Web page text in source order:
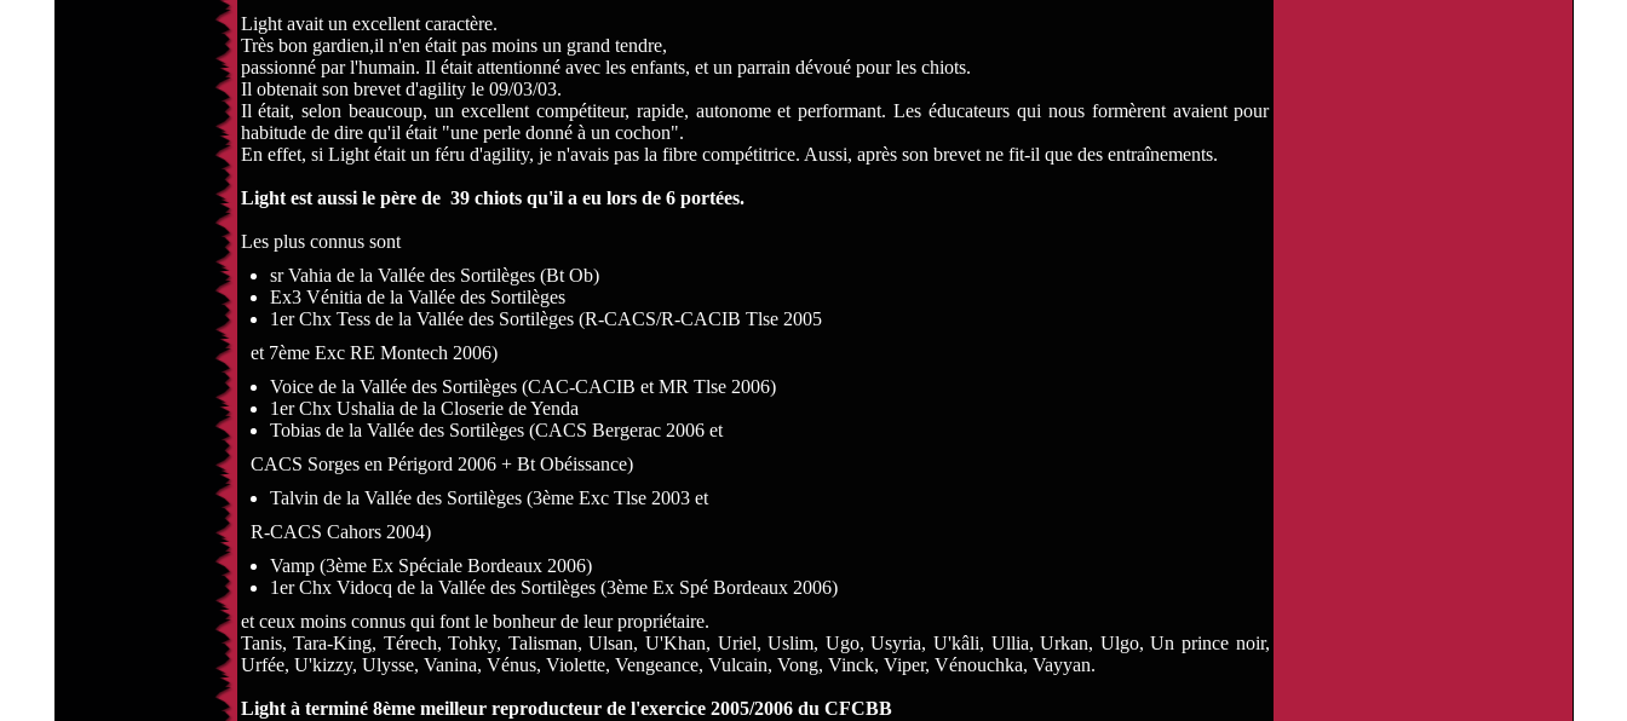
Light avait un excellent caractère.
Très bon gardien,il n'en était pas moins un grand tendre,
passionné par l'humain. Il était attentionné avec les enfants, et un parrain dévoué pour les chiots.
Il obtenait son brevet d'agility le 09/03/03.
Il était, selon beaucoup, un excellent compétiteur, rapide, autonome et performant. Les éducateurs qui nous formèrent avaient pour
habitude de dire qu'il était "une perle donné à un cochon".
En effet, si Light était un féru d'agility, je n'avais pas la fibre compétitrice. Aussi, après son brevet ne fit-il que des entraînements.
Light est aussi le père de 39 chiots qu'il a eu lors de 6 portées.
Les plus connus sont
sr Vahia de la Vallée des Sortilèges (Bt Ob)
Ex3 Vénitia de la Vallée des Sortilèges
1er Chx Tess de la Vallée des Sortilèges (R-CACS/R-CACIB Tlse 2005
et 7ème Exc RE Montech 2006)
Voice de la Vallée des Sortilèges (CAC-CACIB et MR Tlse 2006)
1er Chx Ushalia de la Closerie de Yenda
Tobias de la Vallée des Sortilèges (CACS Bergerac 2006 et
CACS Sorges en Périgord 2006 + Bt Obéissance)
Talvin de la Vallée des Sortilèges (3ème Exc Tlse 2003 et
R-CACS Cahors 2004)
Vamp (3ème Ex Spéciale Bordeaux 2006)
1er Chx Vidocq de la Vallée des Sortilèges (3ème Ex Spé Bordeaux 2006)
et ceux moins connus qui font le bonheur de leur propriétaire.
Tanis, Tara-King, Térech, Tohky, Talisman, Ulsan, U'Khan, Uriel, Uslim, Ugo, Usyria, U'kâli, Ullia, Urkan, Ulgo, Un prince noir,
Urfée, U'kizzy, Ulysse, Vanina, Vénus, Violette, Vengeance, Vulcain, Vong, Vinck, Viper, Vénouchka, Vayyan.
Light à terminé 8ème meilleur reproducteur de l'exercice 2005/2006 du CFCBB